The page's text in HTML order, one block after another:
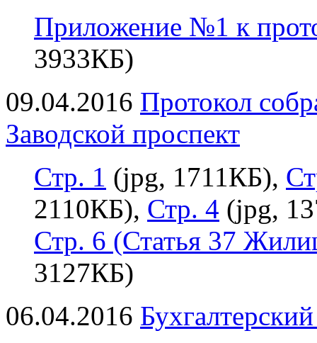
Приложение №1 к
3933КБ)
09.04.2016 Протокол
Заводской проспект
Стр. 1 (jpg, 1711КБ),
2110КБ), Стр. 4 (jpg,
Стр. 6 (Статья 37
3127КБ)
06.04.2016